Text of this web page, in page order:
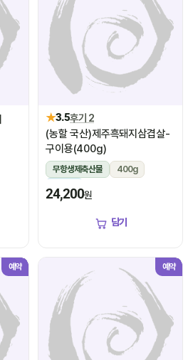
★3.5후기 2
(농할 국산)제주흑돼지삼겹살-
구이용(400g)
무항생제축산물
400g
냉장
24,200원
담기
예약 예약